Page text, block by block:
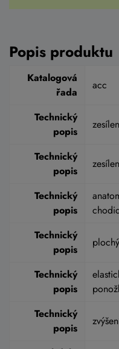
Popis produktu
Katalogová
řada
acc
Technický
popis
Technický
popis
Technický
popis
Technický
popis
Technický
popis
Technický
popis